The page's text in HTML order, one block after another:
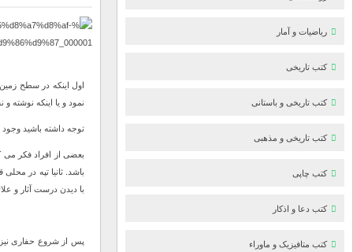
اول اینکه در سطح زمین
نمود و یا اینکه نوشته
توجه داشته باشید
بعضی از افراد فکر می
باشد. ثانیا تپه در
با دیدن درست آثار و
ریاضیات و آمار
کتب تاریخی
کتب تاریخی و باستانی
کتب تاریخی و مذهبی
کتب چاپی
کتب دعا و اذکار
کتب متافیزیک و ماوراء